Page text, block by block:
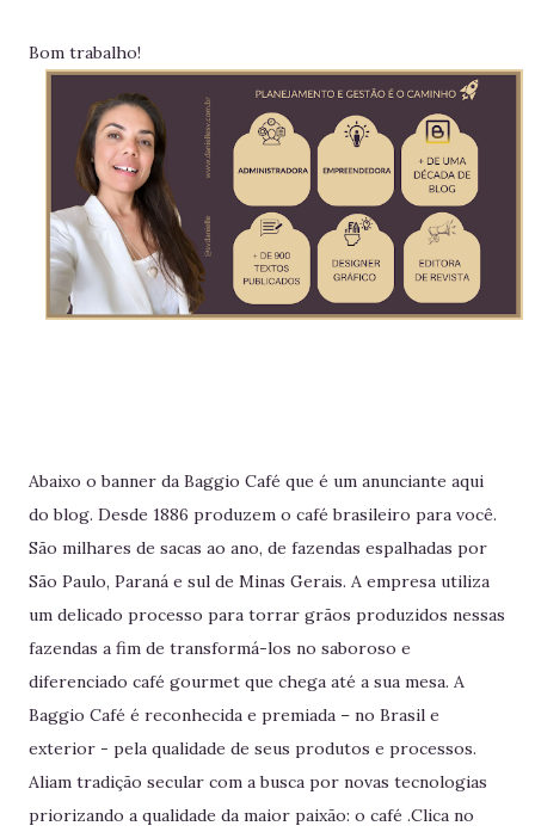
Bom trabalho!
Abaixo o banner da Baggio Café que é um anunciante aqui
do blog. Desde 1886 produzem o café brasileiro para você.
São milhares de sacas ao ano, de fazendas espalhadas por
São Paulo, Paraná e sul de Minas Gerais. A empresa utiliza
um delicado processo para torrar grãos produzidos nessas
fazendas a fim de transformá-los no saboroso e
diferenciado café gourmet que chega até a sua mesa. A
Baggio Café é reconhecida e premiada – no Brasil e
exterior - pela qualidade de seus produtos e processos.
Aliam tradição secular com a busca por novas tecnologias
priorizando a qualidade da maior paixão: o café .Clica no